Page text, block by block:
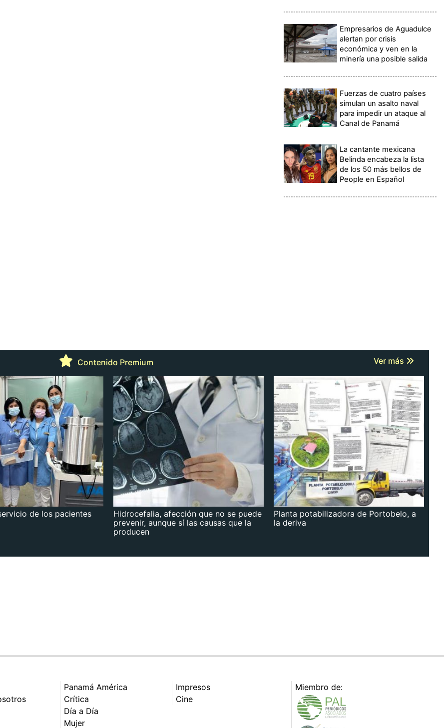
Empresarios de Aguadulce
alertan por crisis
económica y ven en la
minería una posible salida
Fuerzas de cuatro países
simulan un asalto naval
para impedir un ataque al
Canal de Panamá
La cantante mexicana
Belinda encabeza la lista
de los 50 más bellos de
People en Español
Contenido Premium Ver más
de los pacientes
Hidrocefalia, afección que no se puede
prevenir, aunque sí las causas que la
producen
Planta potabilizadora de Portobelo, a
la deriva
Panamá América
Crítica
Día a Día
Mujer
Impresos
Cine
Miembro de: